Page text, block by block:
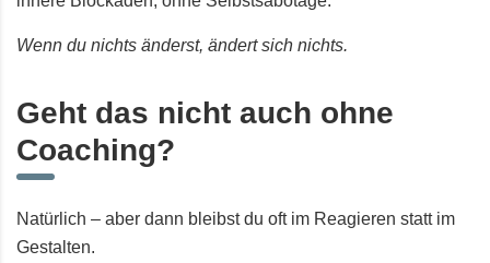
Wenn du nichts änderst, ändert sich nichts.
Geht das nicht auch ohne
Coaching?
Natürlich – aber dann bleibst du oft im Reagieren statt im
Gestalten.